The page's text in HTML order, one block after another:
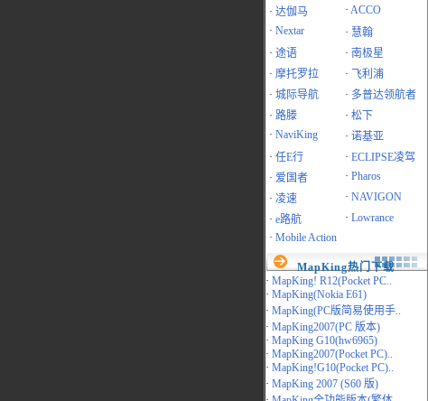
· 达伽马 · ACCO
· Nextar · 慧翰
· 途语 · 南极星
· 摩托罗拉 ·
飞利浦
· 城际导航 · 多普达领航者
· 路滕 · 松下
· NaviKing · 诺基亚
· 任E行 · ECLIPSE凌驾
· 爱国者 · Pharos
· 凌速 · NAVIGON
· e路航 · Lowrance
· Mobile Action
MapKing热门下载
· MapKing! R12(Pocket PC..
· MapKing(Nokia E61)
· MapKing(PC版简易使用手..
· MapKing2007(PC 版本)
· MapKing G10(hw6965)
· MapKing2007(Pocket PC)..
· MapKing!G10(Pocket PC)..
· MapKing 2007 (S60 版)